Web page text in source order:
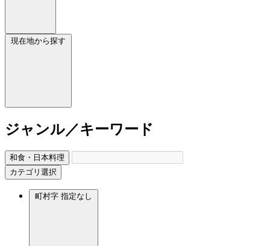
現在地から探す
ジャンル／キーワード
和食・日本料理
カテゴリ選択
町村字 指定なし